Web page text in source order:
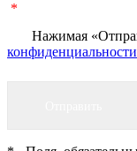
*
Нажимая
конфиденциальности